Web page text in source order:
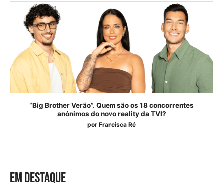
“Big Brother Verão”. Quem são os 18 concorrentes
anónimos do novo reality da TVI?
por Francisca Ré
EM DESTAQUE